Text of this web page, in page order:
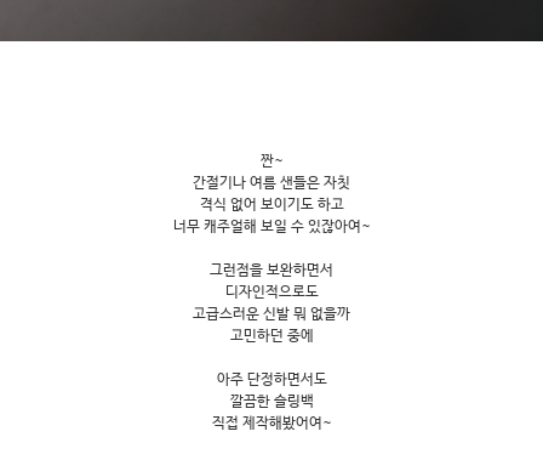
짠~
간절기나 여름 샌들은 자칫
격식 없어 보이기도 하고
너무 캐주얼해 보일 수 있잖아여~
그런점을 보완하면서
디자인적으로도
고급스러운 신발 뭐 없을까
고민하던 중에
아주 단정하면서도
깔끔한 슬링백
직접 제작해봤어여~